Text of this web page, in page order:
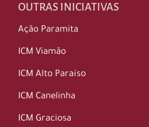
OUTRAS INICIATIVAS
Ação Paramita
ICM Viamão
ICM Alto Paraíso
ICM Canelinha
ICM Graciosa